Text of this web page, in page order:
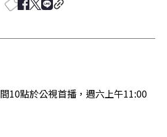
10點於公視首播，週六上午11:00